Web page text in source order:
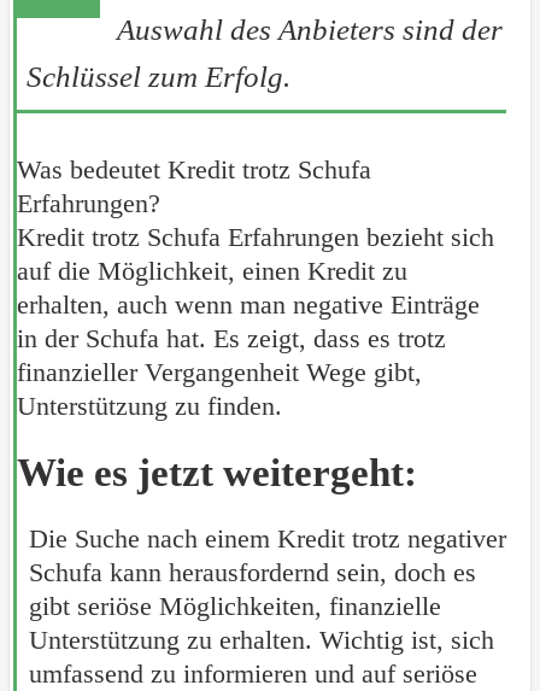
Auswahl des Anbieters sind der
Schlüssel zum Erfolg.
Was bedeutet Kredit trotz Schufa
Erfahrungen?
Kredit trotz Schufa Erfahrungen bezieht sich
auf die Möglichkeit, einen Kredit zu
erhalten, auch wenn man negative Einträge
in der Schufa hat. Es zeigt, dass es trotz
finanzieller Vergangenheit Wege gibt,
Unterstützung zu finden.
Wie es jetzt weitergeht:
Die Suche nach einem Kredit trotz negativer
Schufa kann herausfordernd sein, doch es
gibt seriöse Möglichkeiten, finanzielle
Unterstützung zu erhalten. Wichtig ist, sich
umfassend zu informieren und auf seriöse